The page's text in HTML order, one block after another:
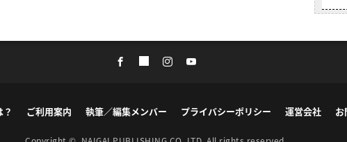
ご利用案内 執筆／編集メンバー プライバシーポリシー 運営会社 お